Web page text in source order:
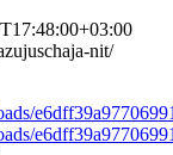
nit/